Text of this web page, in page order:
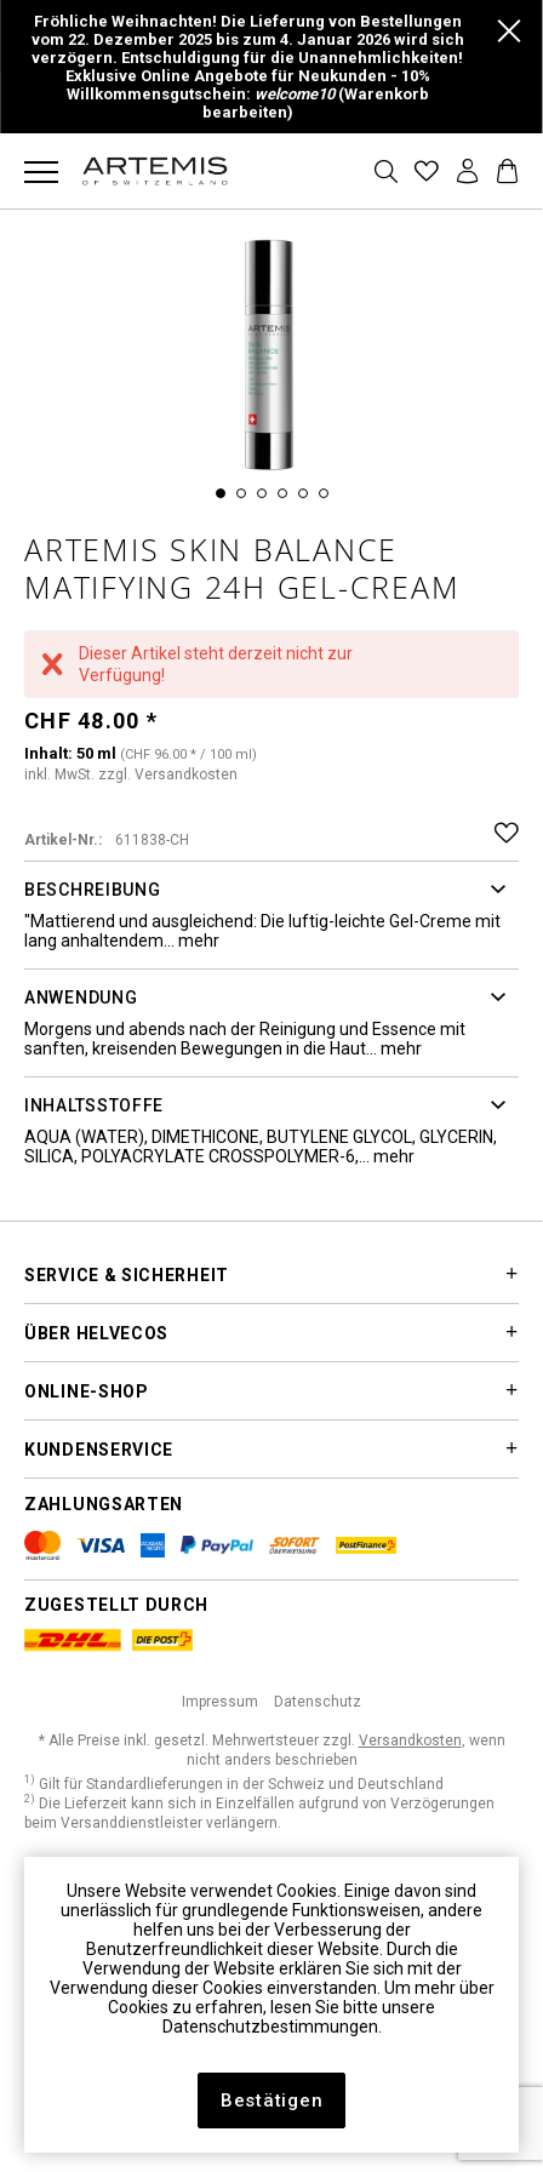
Fröhliche Weihnachten! Die Lieferung von Bestellungen
vom 22. Dezember 2025 bis zum 4. Januar 2026 wird sich
verzögern. Entschuldigung für die Unannehmlichkeiten!
Exklusive Online Angebote für Neukunden - 10%
Willkommensgutschein: welcome10(Warenkorb
bearbeiten)
ARTEMIS SKIN BALANCE
MATIFYING 24H GEL-CREAM
Dieser Artikel steht derzeit nicht zur
Verfügung!
CHF 48.00 *
Inhalt: 50 ml (CHF 96.00 * / 100 ml)
inkl. MwSt. zzgl. Versandkosten
Artikel-Nr.: 611838-CH
BESCHREIBUNG
"Mattierend und ausgleichend: Die luftig-leichte Gel-Creme mit
lang anhaltendem...
mehr
ANWENDUNG
Morgens und abends nach der Reinigung und Essence mit
sanften, kreisenden Bewegungen in die Haut...
mehr
INHALTSSTOFFE
AQUA (WATER), DIMETHICONE, BUTYLENE GLYCOL, GLYCERIN,
SILICA, POLYACRYLATE CROSSPOLYMER-6,...
mehr
SERVICE & SICHERHEIT
ÜBER HELVECOS
ONLINE-SHOP
KUNDENSERVICE
ZAHLUNGSARTEN
ZUGESTELLT DURCH
Impressum Datenschutz
* Alle Preise inkl. gesetzl. Mehrwertsteuer zzgl. Versandkosten , wenn
nicht anders beschrieben
1) Gilt für Standardlieferungen in der Schweiz und Deutschland
2) Die Lieferzeit kann sich in Einzelfällen aufgrund von Verzögerungen
beim Versanddienstleister verlängern.
Unsere Website verwendet Cookies. Einige davon sind
unerlässlich für grundlegende Funktionsweisen, andere
helfen uns bei der Verbesserung der
Benutzerfreundlichkeit dieser Website. Durch die
Verwendung der Website erklären Sie sich mit der
Verwendung dieser Cookies einverstanden. Um mehr über
Cookies zu erfahren, lesen Sie bitte unsere
Datenschutzbestimmungen.
Bestätigen